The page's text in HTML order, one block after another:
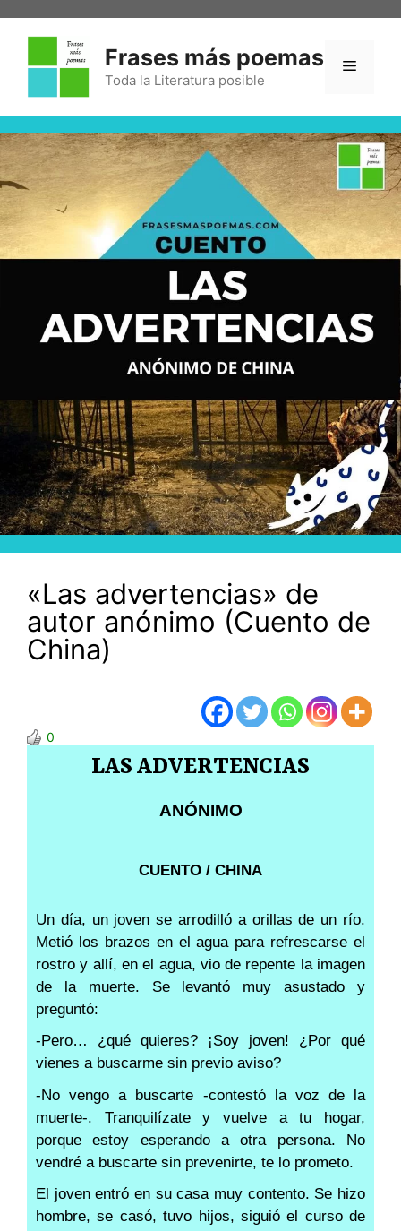
Frases más poemas
Toda la Literatura posible
«Las advertencias» de
autor anónimo (Cuento de
China)
0
LAS ADVERTENCIAS
ANÓNIMO
CUENTO / CHINA
Un día, un joven se arrodilló a orillas de un río.
Metió los brazos en el agua para refrescarse el
rostro y allí, en el agua, vio de repente la imagen
de la muerte. Se levantó muy asustado y
preguntó:
-Pero… ¿qué quieres? ¡Soy joven! ¿Por qué
vienes a buscarme sin previo aviso?
-No vengo a buscarte -contestó la voz de la
muerte-. Tranquilízate y vuelve a tu hogar,
porque estoy esperando a otra persona. No
vendré a buscarte sin prevenirte, te lo prometo.
El joven entró en su casa muy contento. Se hizo
hombre, se casó, tuvo hijos, siguió el curso de